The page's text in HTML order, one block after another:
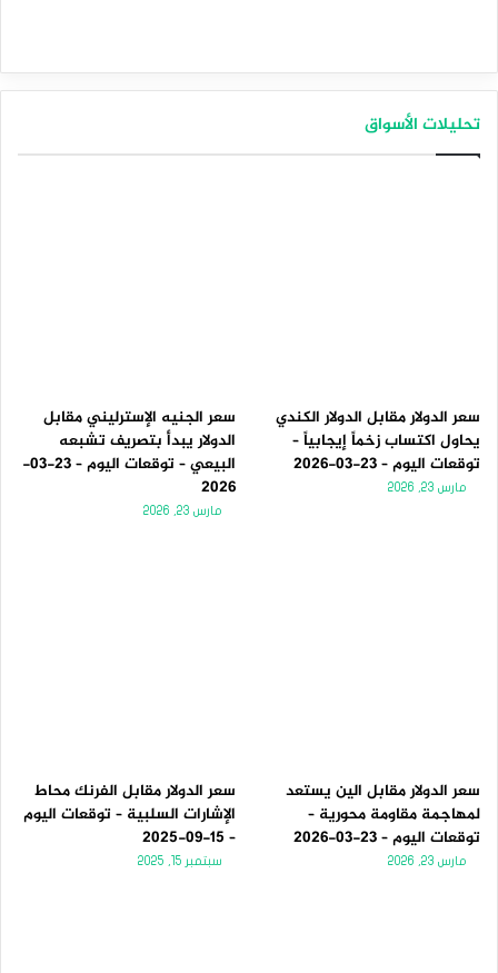
تحليلات الأسواق
سعر الدولار مقابل الدولار الكندي
يحاول اكتساب زخماً إيجابياً –
توقعات اليوم – 23-03-2026
مارس 23, 2026
سعر الجنيه الإسترليني مقابل
الدولار يبدأ بتصريف تشبعه
البيعي – توقعات اليوم – 23-03-
2026
مارس 23, 2026
سعر الدولار مقابل الين يستعد
لمهاجمة مقاومة محورية –
توقعات اليوم – 23-03-2026
مارس 23, 2026
سعر الدولار مقابل الفرنك محاط
الإشارات السلبية – توقعات اليوم
– 15-09-2025
سبتمبر 15, 2025